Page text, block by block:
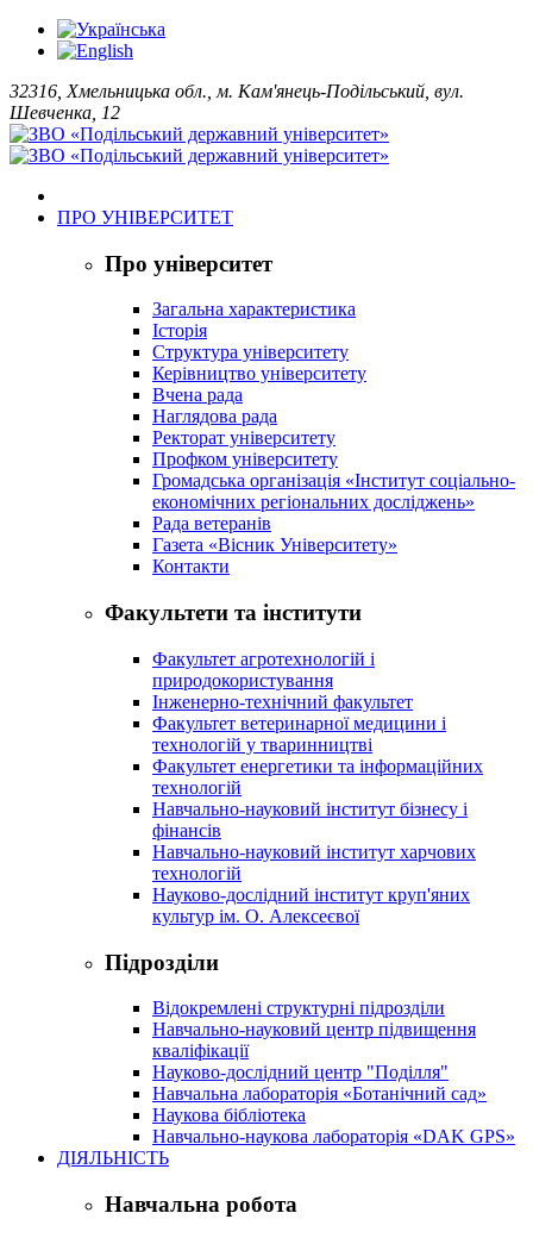
32316, Хмельницька обл., м. Кам'янець-Подільський, вул.
Шевченка, 12
ПРО УНІВЕРСИТЕТ
Про університет
Загальна характеристика
Історія
Структура університету
Керівництво університету
Вчена рада
Наглядова рада
Ректорат університету
Профком університету
Громадська організація «Інститут соціально-
економічних регіональних досліджень»
Рада ветеранів
Газета «Вісник Університету»
Контакти
Факультети та інститути
Факультет агротехнологій і
природокористування
Інженерно-технічний факультет
Факультет ветеринарної медицини і
технологій у тваринництві
Факультет енергетики та інформаційних
технологій
Навчально-науковий інститут бізнесу і
фінансів
Навчально-науковий інститут харчових
технологій
Науково-дослідний інститут круп'яних
культур ім. О. Алексеєвої
Підрозділи
Відокремлені структурні підрозділи
Навчально-науковий центр підвищення
кваліфікації
Науково-дослідний центр "Поділля"
Навчальна лабораторія «Ботанічний сад»
Наукова бібліотека
Навчально-наукова лабораторія «DAK GPS»
ДІЯЛЬНІСТЬ
Навчальна робота